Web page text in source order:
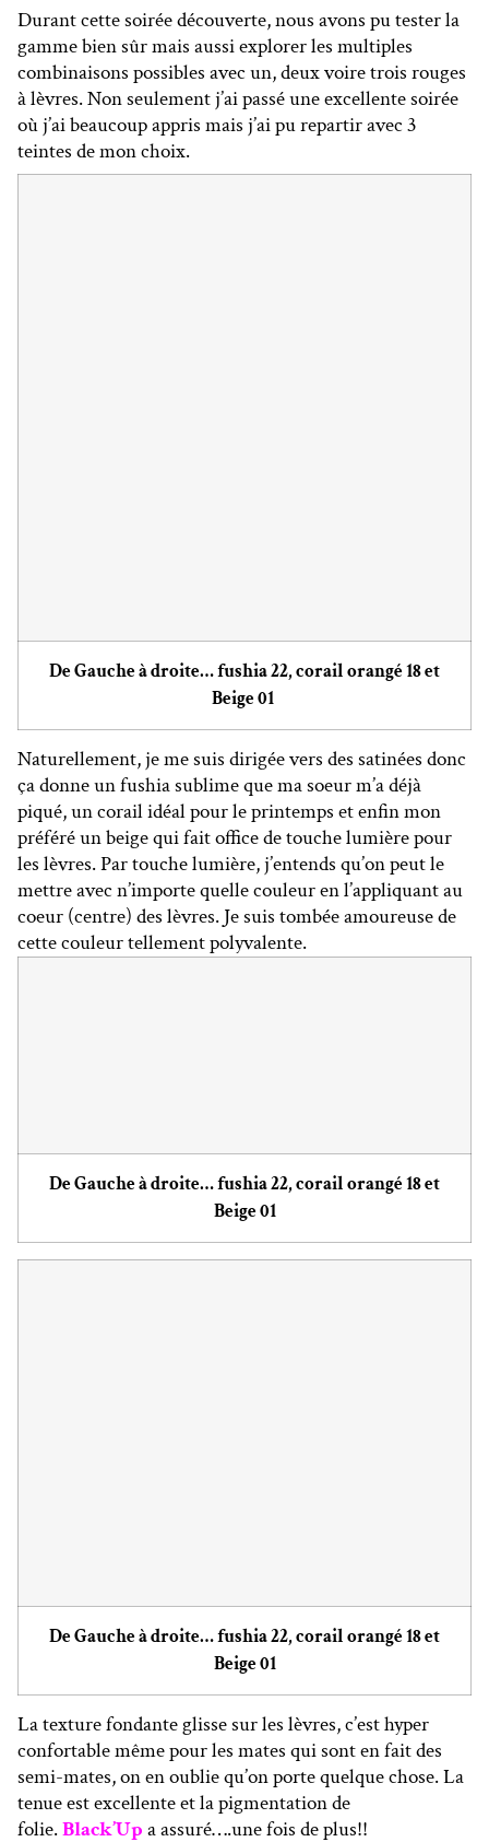
Durant cette soirée découverte, nous avons pu tester la
gamme bien sûr mais aussi explorer les multiples
combinaisons possibles avec un, deux voire trois rouges
à lèvres. Non seulement j’ai passé une excellente soirée
où j’ai beaucoup appris mais j’ai pu repartir avec 3
teintes de mon choix.
De Gauche à droite… fushia 22, corail orangé 18 et
Beige 01
Naturellement, je me suis dirigée vers des satinées donc
ça donne un fushia sublime que ma soeur m’a déjà
piqué, un corail idéal pour le printemps et enfin mon
préféré un beige qui fait office de touche lumière pour
les lèvres. Par touche lumière, j’entends qu’on peut le
mettre avec n’importe quelle couleur en l’appliquant au
coeur (centre) des lèvres. Je suis tombée amoureuse de
cette couleur tellement polyvalente.
De Gauche à droite… fushia 22, corail orangé 18 et
Beige 01
De Gauche à droite… fushia 22, corail orangé 18 et
Beige 01
La texture fondante glisse sur les lèvres, c’est hyper
confortable même pour les mates qui sont en fait des
semi-mates, on en oublie qu’on porte quelque chose. La
tenue est excellente et la pigmentation de
folie.Black’Up a assuré….une fois de plus!!